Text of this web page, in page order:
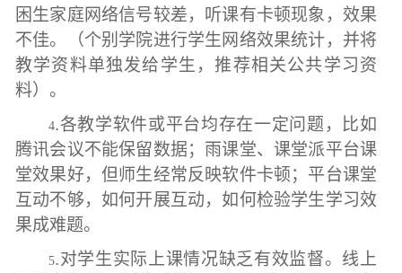
困生家庭网络信号较差，听课有卡顿现象，效果
不佳。（个别学院进行学生网络效果统计，并将
教学资料单独发给学生，推荐相关公共学习资
料）。
4.各教学软件或平台均存在一定问题，比如
腾讯会议不能保留数据；雨课堂、课堂派平台课
堂效果好，但师生经常反映软件卡顿；平台课堂
互动不够，如何开展互动，如何检验学生学习效
果成难题。
5.对学生实际上课情况缺乏有效监督。线上